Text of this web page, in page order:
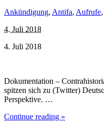
Ankündigung, Antifa, Aufrufe,
4. Juli 2018
4. Juli 2018
Dokumentation –
spitzen sich zu (Twitter)
Perspektive. …
Continue reading »